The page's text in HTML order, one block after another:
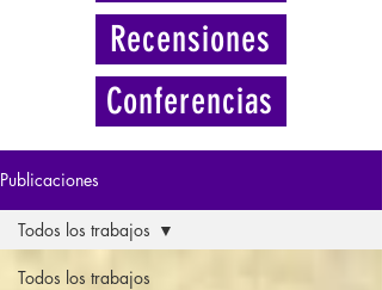
Recensiones
Conferencias
Publicaciones
Todos los trabajos
Todos los trabajos